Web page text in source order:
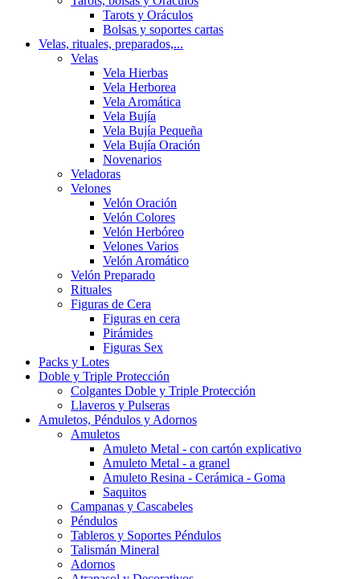
Tarots y Oráculos
Bolsas y soportes cartas
Velas, rituales, preparados,...
Velas
Vela Hierbas
Vela Herborea
Vela Aromática
Vela Bujía
Vela Bujía Pequeña
Vela Bujía Oración
Novenarios
Veladoras
Velones
Velón Oración
Velón Colores
Velón Herbóreo
Velones Varios
Velón Aromático
Velón Preparado
Rituales
Figuras de Cera
Figuras en cera
Pirámides
Figuras Sex
Packs y Lotes
Doble y Triple Protección
Colgantes Doble y Triple Protección
Llaveros y Pulseras
Amuletos, Péndulos y Adornos
Amuletos
Amuleto Metal - con cartón explicativo
Amuleto Metal - a granel
Amuleto Resina - Cerámica - Goma
Saquitos
Campanas y Cascabeles
Péndulos
Tableros y Soportes Péndulos
Talismán Mineral
Adornos